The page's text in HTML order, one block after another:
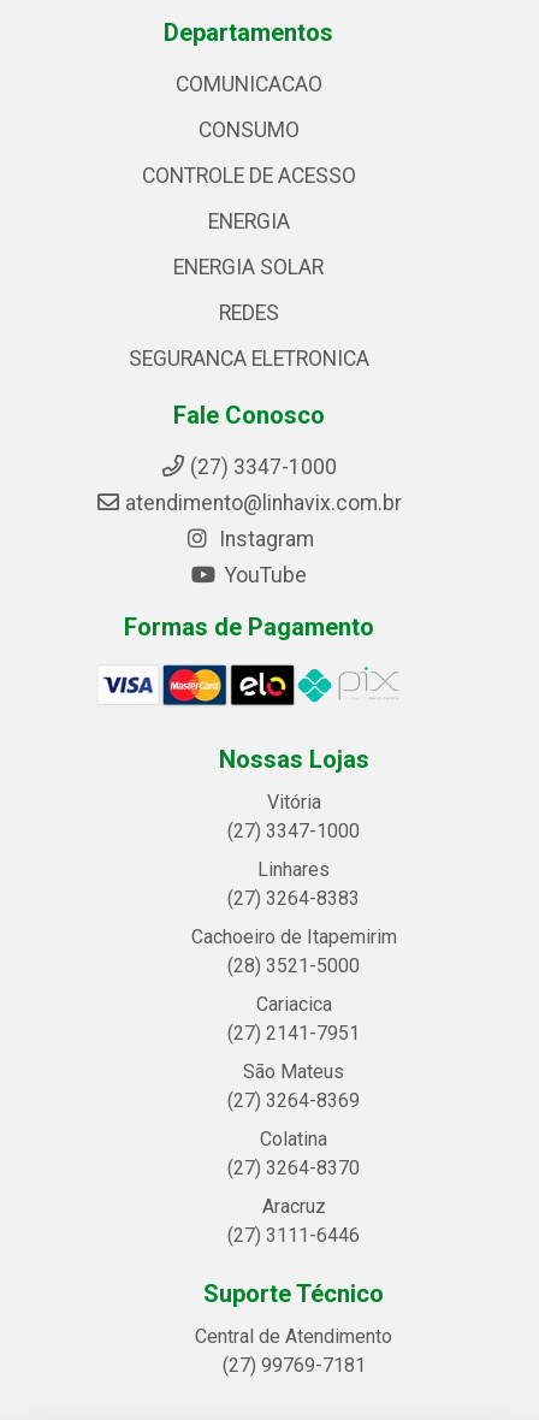
Departamentos
COMUNICACAO
CONSUMO
CONTROLE DE ACESSO
ENERGIA
ENERGIA SOLAR
REDES
SEGURANCA ELETRONICA
Fale Conosco
(27) 3347-1000
atendimento@linhavix.com.br
Instagram
YouTube
Formas de Pagamento
Nossas Lojas
Vitória
(27) 3347-1000
Linhares
(27) 3264-8383
Cachoeiro de Itapemirim
(28) 3521-5000
Cariacica
(27) 2141-7951
São Mateus
(27) 3264-8369
Colatina
(27) 3264-8370
Aracruz
(27) 3111-6446
Suporte Técnico
Central de Atendimento
(27) 99769-7181